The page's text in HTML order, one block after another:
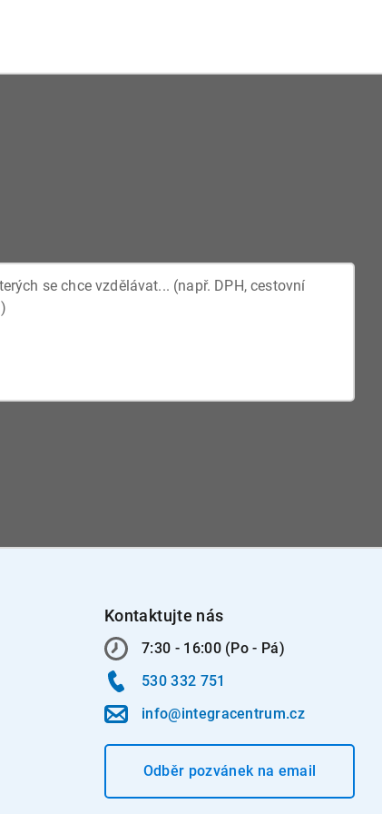
před provedením objednávky.
Kontaktujte nás
7:30 - 16:00 (Po - Pá)
530 332 751
info@integracentrum.cz
Odběr pozvánekna email